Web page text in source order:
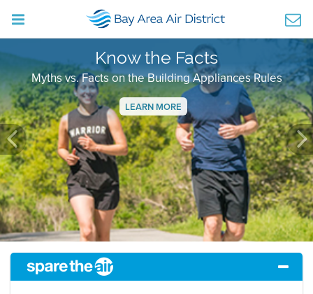
Know the Facts
Myths vs. Facts on the Building Appliances Rules
LEARN MORE
Previous